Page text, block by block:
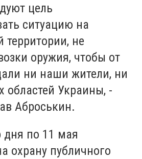
цель
ситуацию на
территории, не
оружия, чтобы от
ни наши жители, ни
Украины, -
Аброськин.
дня по 11 мая
охрану публичного